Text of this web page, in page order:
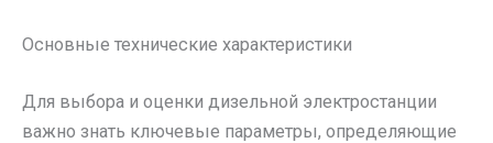
Основные технические характеристики
Для выбора и оценки дизельной электростанции
важно знать ключевые параметры, определяющие